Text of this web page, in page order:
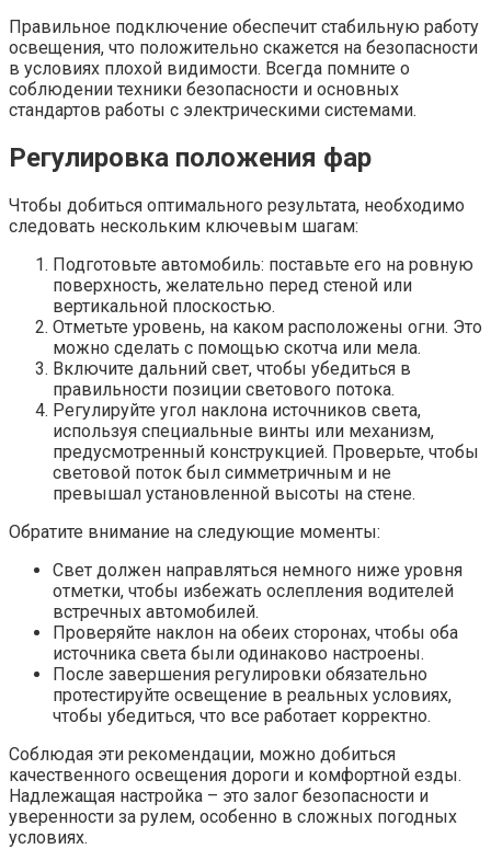
Правильное подключение обеспечит стабильную работу
освещения, что положительно скажется на безопасности
в условиях плохой видимости. Всегда помните о
соблюдении техники безопасности и основных
стандартов работы с электрическими системами.
Регулировка положения фар
Чтобы добиться оптимального результата, необходимо
следовать нескольким ключевым шагам:
Подготовьте автомобиль: поставьте его на ровную
поверхность, желательно перед стеной или
вертикальной плоскостью.
Отметьте уровень, на каком расположены огни. Это
можно сделать с помощью скотча или мела.
Включите дальний свет, чтобы убедиться в
правильности позиции светового потока.
Регулируйте угол наклона источников света,
используя специальные винты или механизм,
предусмотренный конструкцией. Проверьте, чтобы
световой поток был симметричным и не
превышал установленной высоты на стене.
Обратите внимание на следующие моменты:
Свет должен направляться немного ниже уровня
отметки, чтобы избежать ослепления водителей
встречных автомобилей.
Проверяйте наклон на обеих сторонах, чтобы оба
источника света были одинаково настроены.
После завершения регулировки обязательно
протестируйте освещение в реальных условиях,
чтобы убедиться, что все работает корректно.
Соблюдая эти рекомендации, можно добиться
качественного освещения дороги и комфортной езды.
Надлежащая настройка – это залог безопасности и
уверенности за рулем, особенно в сложных погодных
условиях.